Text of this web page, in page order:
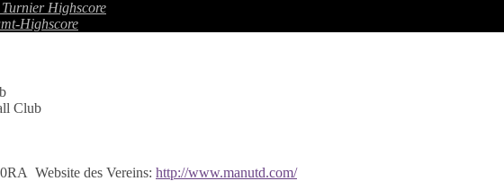
Turnier Highscore
Highscore
Website des Vereins: http://www.manutd.com/